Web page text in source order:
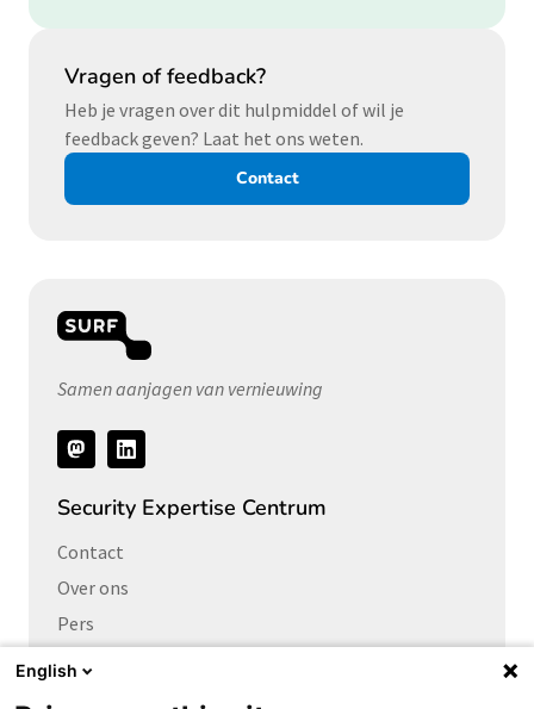
Vragen of feedback?
Heb je vragen over dit hulpmiddel of wil je
feedback geven? Laat het ons weten.
Contact
Samen aanjagen van vernieuwing
Volg
ons
Security Expertise Centrum
Contact
Over ons
Pers
Vacatures
English